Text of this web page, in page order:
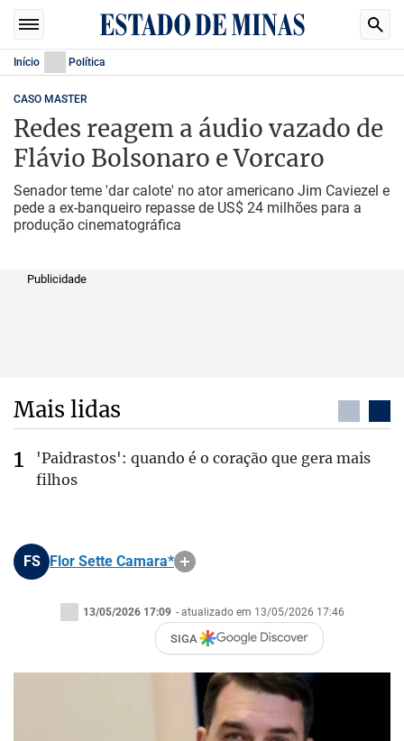
Início Política
CASO MASTER
Redes reagem a áudio vazado de
Flávio Bolsonaro e Vorcaro
Senador teme 'dar calote' no ator americano Jim Caviezel e
pede a ex-banqueiro repasse de US$ 24 milhões para a
produção cinematográfica
Publicidade
Mais lidas
'Paidrastos': quando é o coração que gera mais
filhos
FS Flor Sette Camara*
13/05/2026 17:09 - atualizado em 13/05/2026 17:46
SIGA